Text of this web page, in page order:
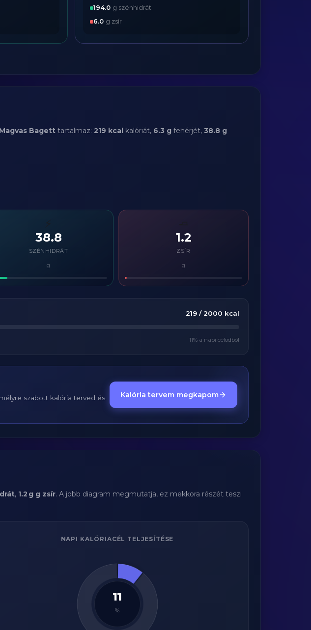
194.0 g szénhidrát
6.0 g zsír
Magvas Bagett tartalmaz: 219 kcal kalóriát, 6.3 g fehérjét, 38.8 g
⚡
38.8
SZÉNHIDRÁT
g
1.2
ZSÍR
g
219 / 2000 kcal
11% a napi célodból
szabott kalória terved és
Kalória tervem megkapom
, 1.2 g g zsír. A jobb diagram megmutatja, ez mekkora részét teszi
NAPI KALÓRIACÉL TELJESÍTÉSE
11
%